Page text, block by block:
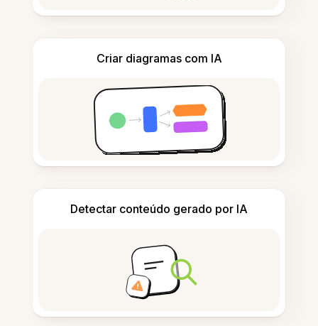
Criar diagramas com IA
Detectar conteúdo gerado por IA